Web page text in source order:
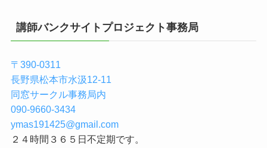
講師バンクサイトプロジェクト事務局
〒390-0311
長野県松本市水汲12-11
同窓サークル事務局内
090-9660-3434
ymas191425@gmail.com
２４時間３６５日不定期です。